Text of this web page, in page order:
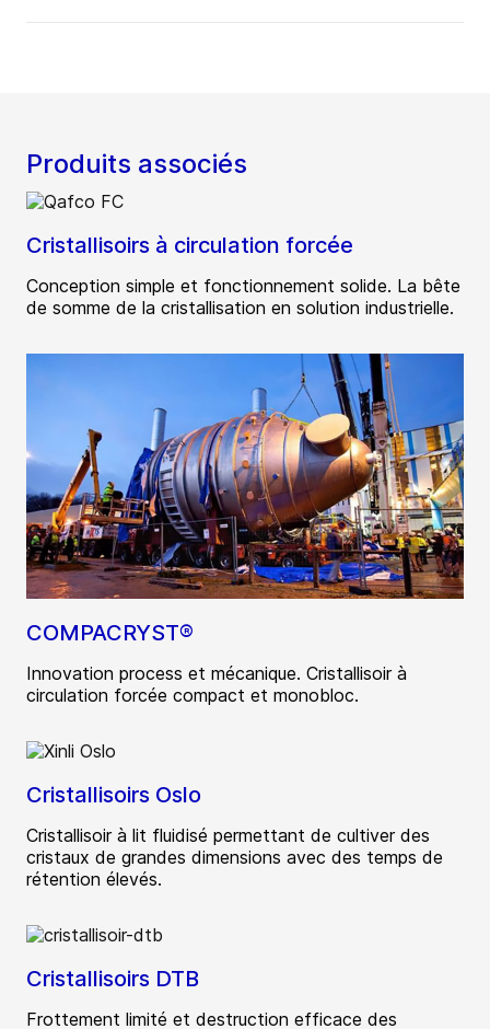
Produits associés
Cristallisoirs à circulation forcée
Conception simple et fonctionnement solide. La bête
de somme de la cristallisation en solution industrielle.
COMPACRYST®
Innovation process et mécanique. Cristallisoir à
circulation forcée compact et monobloc.
Cristallisoirs Oslo
Cristallisoir à lit fluidisé permettant de cultiver des
cristaux de grandes dimensions avec des temps de
rétention élevés.
Cristallisoirs DTB
Frottement limité et destruction efficace des